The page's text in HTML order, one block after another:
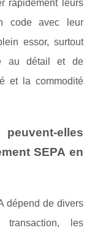
rapidement leurs
code avec leur
essor, surtout
au détail et de
et la commodité
elles
SEPA en
dépend de divers
les